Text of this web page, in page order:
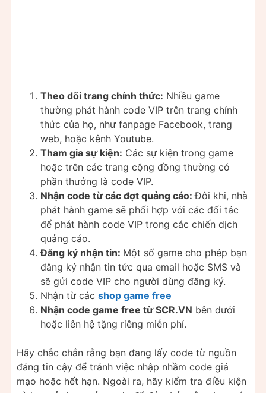
Theo dõi trang chính thức: Nhiều game
thường phát hành code VIP trên trang chính
thức của họ, như fanpage Facebook, trang
web, hoặc kênh Youtube.
Tham gia sự kiện: Các sự kiện trong game
hoặc trên các trang cộng đồng thường có
phần thưởng là code VIP.
Nhận code từ các đợt quảng cáo:Đôi khi, nhà
phát hành game sẽ phối hợp với các đối tác
để phát hành code VIP trong các chiến dịch
quảng cáo.
Đăng ký nhận tin: Một số game cho phép bạn
đăng ký nhận tin tức qua email hoặc SMS và
sẽ gửi code VIP cho người dùng đăng ký.
Nhận từ các shop game free
Nhận code game free từ SCR.VN bên dưới
hoặc liên hệ tặng riêng miễn phí.
Hãy chắc chắn rằng bạn đang lấy code từ nguồn
đáng tin cậy để tránh việc nhập nhầm code giả
mạo hoặc hết hạn. Ngoài ra, hãy kiểm tra điều kiện